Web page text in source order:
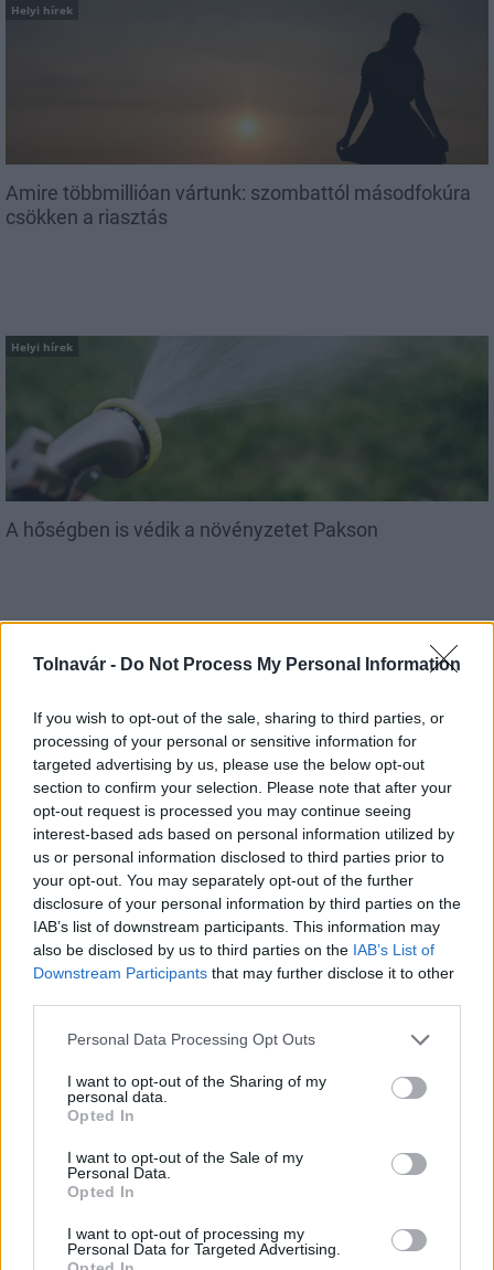
Tolnavár - Do Not Process My Personal Information
If you wish to opt-out of the sale, sharing to third parties, or
processing of your personal or sensitive information for
targeted advertising by us, please use the below opt-out
section to confirm your selection. Please note that after your
opt-out request is processed you may continue seeing
interest-based ads based on personal information utilized by
us or personal information disclosed to third parties prior to
your opt-out. You may separately opt-out of the further
disclosure of your personal information by third parties on the
IAB’s list of downstream participants. This information may
also be disclosed by us to third parties on the IAB’s List of
Downstream Participants that may further disclose it to other
Please note that this website/app uses one or more Google
not limited to your visit or usage behaviour. You may click to
grant or deny consent to Google and its third-party tags to
use your data for below specified purposes in below Google
consent section.
Personal Data Processing Opt Outs
I want to opt-out of the Sharing of my
personal data.
Opted In
I want to opt-out of the Sale of my
Personal Data.
Opted In
I want to opt-out of processing my
Personal Data for Targeted Advertising.
Helyi hírek
Amire többmillióan vártunk: szombattól másodfokúra
csökken a riasztás
Helyi hírek
A hőségben is védik a növényzetet Pakson
MAGYAR ÉPÍTŐK
Aktuális
műemlékfelújítás műemlék restaurálás
Történelmi táj, amelynek minden köve mesél –
A projekt részeként megújulnak a területen található
műemlékek, köztük a különleges Műromok, valamint a közeli